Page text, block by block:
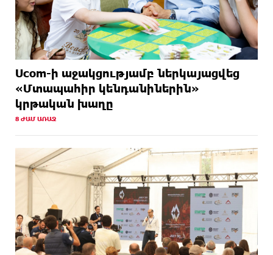
Ucom-ի աջակցությամբ ներկայացվեց
«Մտապահիր կենդանիներին»
կրթական խաղը
8 ԺԱՄ ԱՌԱՋ